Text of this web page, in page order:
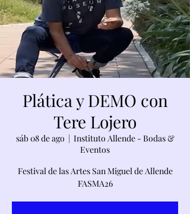
Plática y DEMO con
Tere Lojero
sáb 08 de ago
  |
Instituto Allende - Bodas &
Eventos
Festival de las Artes San Miguel de Allende
FASMA26